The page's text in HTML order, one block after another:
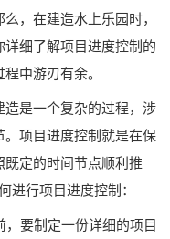
，在建造水上乐园时，
细了解项目进度控制的
中游刃有余。
是一个复杂的过程，涉
。项目进度控制就是在保
定的时间节点顺利推
进行项目进度控制：
要制定一份详细的项目